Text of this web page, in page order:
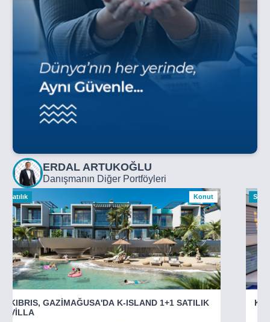
ERDAL ARTUKOĞLU
Danışmanın Diğer Portföyleri
Satılık Konut
KIBRIS, GAZİMAĞUSA'DA K-ISLAND 1+1 SATILIK
VİLLA